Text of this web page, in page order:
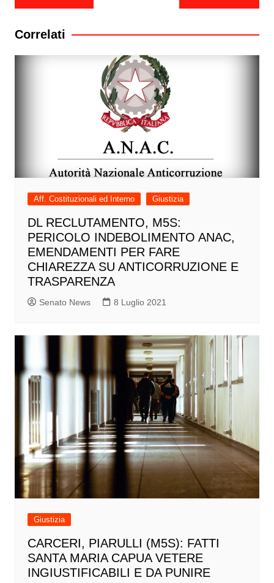
articoli
Correlati
Aff. Costituzionali ed Interno Giustizia
DL RECLUTAMENTO, M5S:
PERICOLO INDEBOLIMENTO ANAC,
EMENDAMENTI PER FARE
CHIAREZZA SU ANTICORRUZIONE E
TRASPARENZA
Senato News 8 Luglio 2021
Giustizia
CARCERI, PIARULLI (M5S): FATTI
SANTA MARIA CAPUA VETERE
INGIUSTIFICABILI E DA PUNIRE